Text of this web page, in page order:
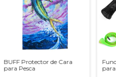
BUFF Protector de Cara
para Pesca